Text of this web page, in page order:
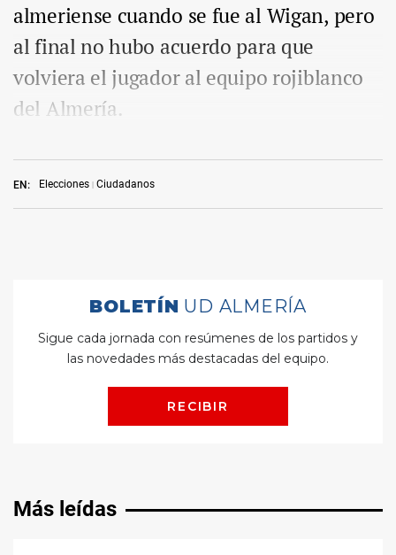
EN: Elecciones Ciudadanos
almeriense cuando se fue al Wigan, pero
al final no hubo acuerdo para que
volviera el jugador al equipo rojiblanco
del Almería.
Más leídas